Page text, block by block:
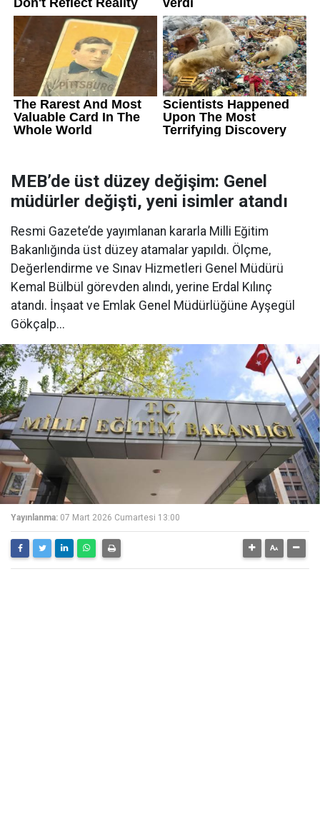
MEB’de üst düzey değişim: Genel
müdürler değişti, yeni isimler atandı
Resmi Gazete’de yayımlanan kararla Milli Eğitim
Bakanlığında üst düzey atamalar yapıldı. Ölçme,
Değerlendirme ve Sınav Hizmetleri Genel Müdürü
Kemal Bülbül görevden alındı, yerine Erdal Kılınç
atandı. İnşaat ve Emlak Genel Müdürlüğüne Ayşegül
Gökçalp...
Yayınlanma: 07 Mart 2026 Cumartesi 13:00